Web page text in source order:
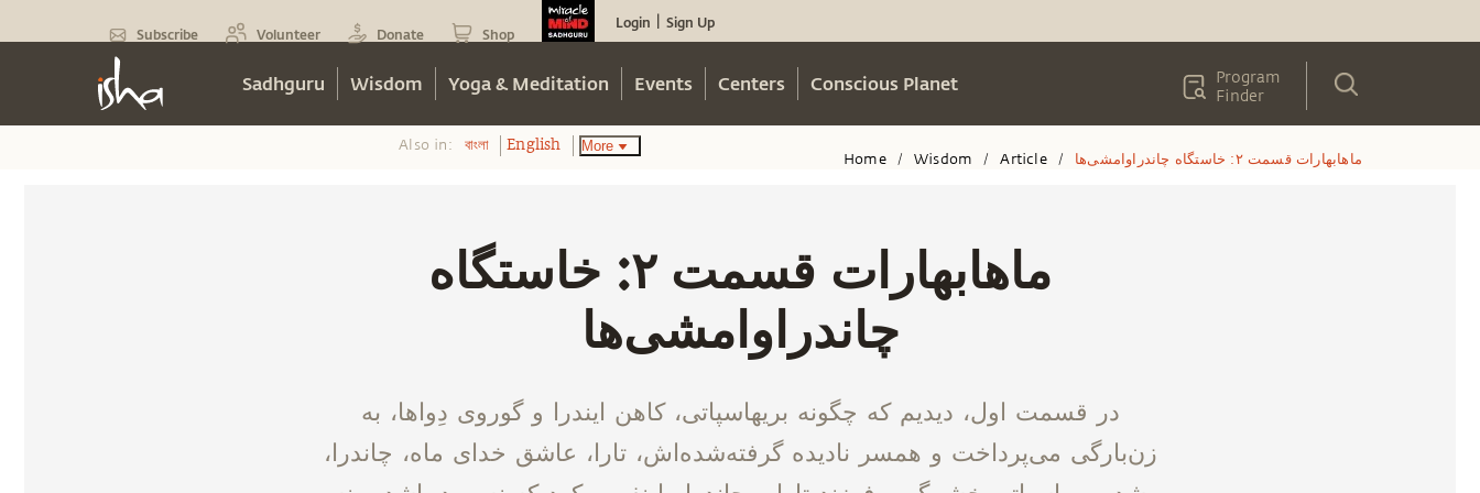
Subscribe Volunteer Donate Shop
Login Sign Up
Sadhguru Wisdom Yoga & Meditation Events Centers Conscious Planet
Program
Finder
Home / Wisdom / Article / ماهابهارات قسمت ۲: خاستگاه چاندراوامشی‌ها
Also in: বাংলা English More
ماهابهارات قسمت ۲: خاستگاه
چاندراوامشی‌ها
‫در قسمت اول، دیدیم که چگونه بریهاسپاتی، کاهن ایندرا و گوروی دِواها، به
زن‌بارگی می‌پرداخت و همسر نادیده‌ گرفته‌شده‌اش، تارا، عاشق خدای ماه، چاندرا،